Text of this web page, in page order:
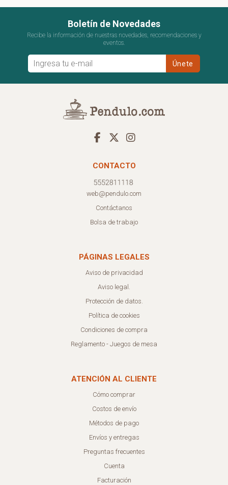
Boletín de Novedades
Recibe la información de nuestras novedades, recomendaciones y
eventos.
CONTACTO
web@pendulo.com
Contáctanos
Bolsa de trabajo
PÁGINAS LEGALES
Aviso de privacidad
Aviso legal.
Protección de datos.
Política de cookies
Condiciones de compra
Reglamento - Juegos de mesa
ATENCIÓN AL CLIENTE
Cómo comprar
Costos de envío
Métodos de pago
Envíos y entregas
Preguntas frecuentes
Cuenta
Facturación